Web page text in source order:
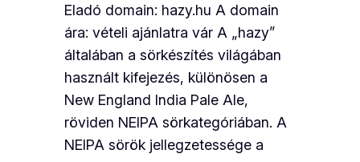
Eladó domain: hazy.hu A domain
ára: vételi ajánlatra vár A „hazy”
általában a sörkészítés világában
használt kifejezés, különösen a
New England India Pale Ale,
röviden NEIPA sörkategóriában. A
NEIPA sörök jellegzetessége a